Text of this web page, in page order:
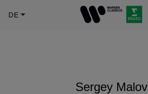
Sergey Malov